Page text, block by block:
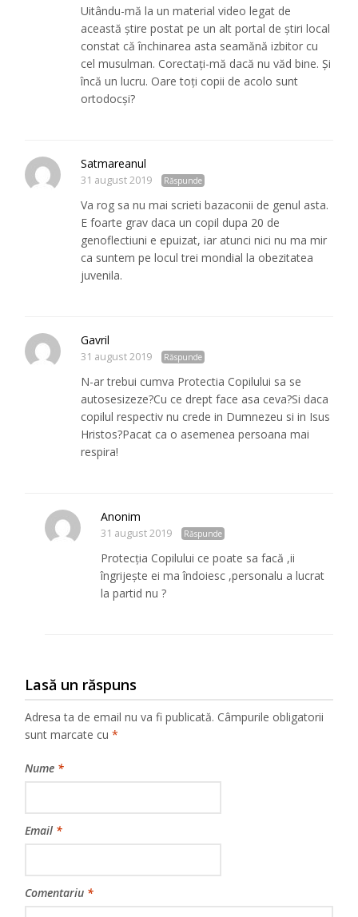
Uitându-mă la un material video legat de
această știre postat pe un alt portal de știri local
constat că închinarea asta seamănă izbitor cu
cel musulman. Corectați-mă dacă nu văd bine. Și
încă un lucru. Oare toți copii de acolo sunt
ortodocși?
Satmareanul
31 august 2019 Răspunde
Va rog sa nu mai scrieti bazaconii de genul asta.
E foarte grav daca un copil dupa 20 de
genoflectiuni e epuizat, iar atunci nici nu ma mir
ca suntem pe locul trei mondial la obezitatea
juvenila.
Gavril
31 august 2019 Răspunde
N-ar trebui cumva Protectia Copilului sa se
autosesizeze?Cu ce drept face asa ceva?Si daca
copilul respectiv nu crede in Dumnezeu si in Isus
Hristos?Pacat ca o asemenea persoana mai
respira!
Anonim
31 august 2019 Răspunde
Protecția Copilului ce poate sa facă ,ii
îngrijește ei ma îndoiesc ,personalu a lucrat
la partid nu ?
Lasă un răspuns
Adresa ta de email nu va fi publicată. Câmpurile obligatorii
sunt marcate cu*
Nume *
Email *
Comentariu *